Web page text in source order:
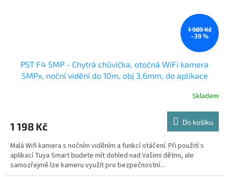
1 989 Kč
–39 %
PST F4 5MP - Chytrá chůvička, otočná WiFi kamera
5MPx, noční vidění do 10m, obj 3,6mm, do aplikace
Skladem
1 198 Kč Do košíku
Malá Wifi kamera s nočním viděním a funkcí otáčení. Při použití s
aplikací Tuya Smart budete mít dohled nad Vašimi dětmi, ale
samozřejmě lze kameru využít pro bezpečnostní...